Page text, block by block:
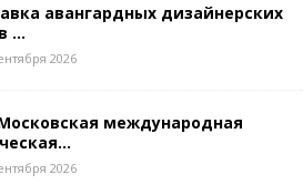
авангардных дизайнерских
...
2026
международная
2026